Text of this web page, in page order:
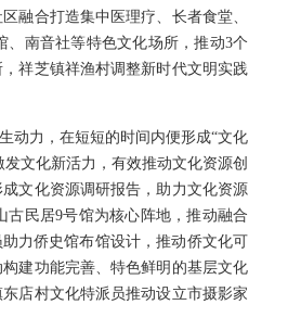
融合打造集中医理疗、长者食堂、
、南音社等特色文化场所，推动3个
祥芝镇祥渔村调整新时代文明实践
动力，在短短的时间内便形成“文化
文化新活力，有效推动文化资源创
文化资源调研报告，助力文化资源
民居9号馆为核心阵地，推动融合
力侨史馆布馆设计，推动侨文化可
建功能完善、特色鲜明的基层文化
店村文化特派员推动设立市摄影家